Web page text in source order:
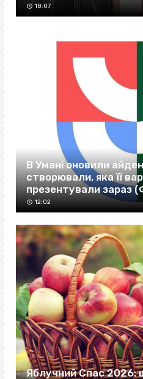
18:07
В Умані оновили
створювали, яка її
презентували зараз
12:02
Яблучний Спас 2026: